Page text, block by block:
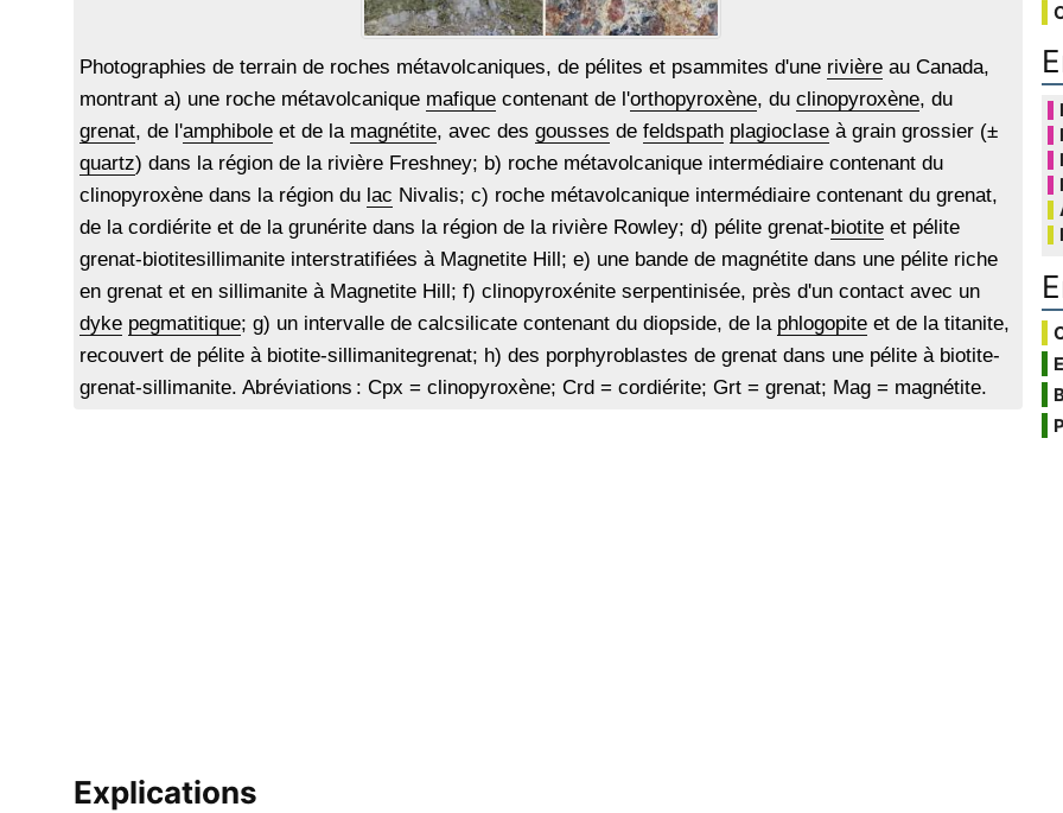
Photographies de terrain de roches métavolcaniques, de pélites et psammites d'une rivière au Canada,
montrant a) une roche métavolcanique mafique contenant de l'orthopyroxène, du clinopyroxène, du
grenat, de l'amphibole et de la magnétite, avec des gousses de feldspath plagioclase à grain grossier (±
quartz) dans la région de la rivière Freshney; b) roche métavolcanique intermédiaire contenant du
clinopyroxène dans la région du lac Nivalis; c) roche métavolcanique intermédiaire contenant du grenat,
de la cordiérite et de la grunérite dans la région de la rivière Rowley; d) pélite grenat-biotite et pélite
grenat-biotitesillimanite interstratifiées à Magnetite Hill; e) une bande de magnétite dans une pélite riche
en grenat et en sillimanite à Magnetite Hill; f) clinopyroxénite serpentinisée, près d'un contact avec un
dyke pegmatitique; g) un intervalle de calcsilicate contenant du diopside, de la phlogopite et de la titanite,
recouvert de pélite à biotite-sillimanitegrenat; h) des porphyroblastes de grenat dans une pélite à biotite-
grenat-sillimanite. Abréviations : Cpx = clinopyroxène; Crd = cordiérite; Grt = grenat; Mag = magnétite.
Explications